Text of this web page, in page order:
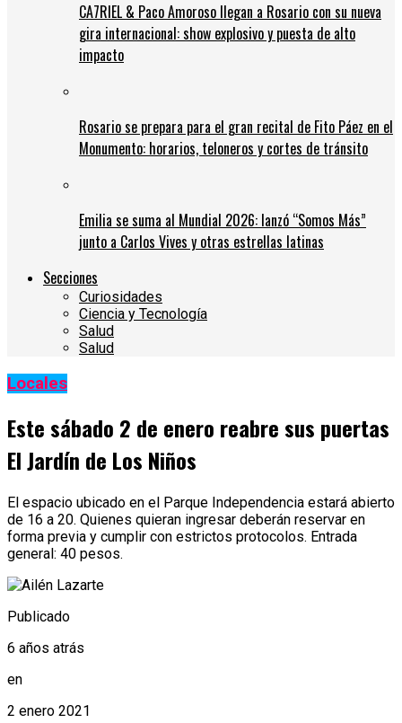
CA7RIEL & Paco Amoroso llegan a Rosario con su nueva
gira internacional: show explosivo y puesta de alto
impacto
Rosario se prepara para el gran recital de Fito Páez en el
Monumento: horarios, teloneros y cortes de tránsito
Emilia se suma al Mundial 2026: lanzó “Somos Más”
junto a Carlos Vives y otras estrellas latinas
Secciones
Curiosidades
Ciencia y Tecnología
Salud
Salud
Locales
Este sábado 2 de enero reabre sus puertas
El Jardín de Los Niños
El espacio ubicado en el Parque Independencia estará abierto
de 16 a 20. Quienes quieran ingresar deberán reservar en
forma previa y cumplir con estrictos protocolos. Entrada
general: 40 pesos.
Publicado
6 años atrás
en
2 enero 2021